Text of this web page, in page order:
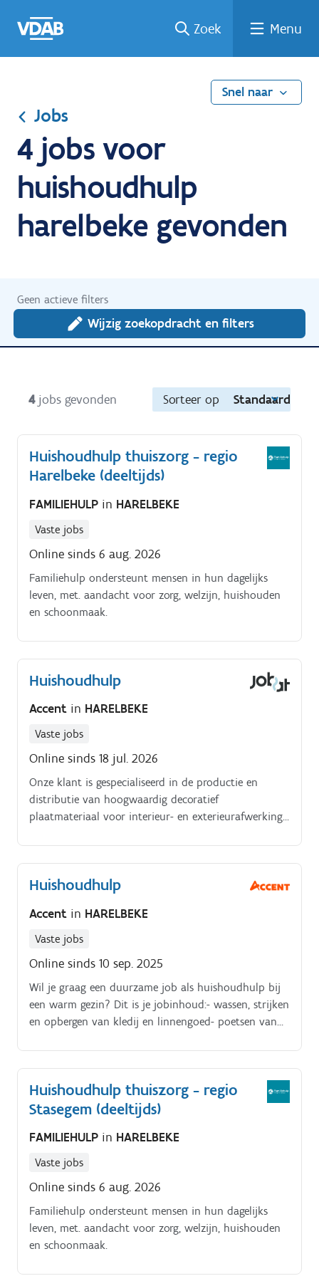
naar
een
een
job
naar
Zoek Menu
Snel naar
Jobs
4 jobs voor
huishoudhulp
harelbeke gevonden
Geen actieve filters
Wijzig zoekopdracht en filters
4 jobs gevonden Sorteer op Standaard
Huishoudhulp thuiszorg - regio
Harelbeke (deeltijds)
FAMILIEHULP in HARELBEKE
Vaste jobs
Online sinds 6 aug. 2026
Familiehulp ondersteunt mensen in hun dagelijks
leven, met. aandacht voor zorg, welzijn, huishouden
en schoonmaak.
Huishoudhulp
Accent in HARELBEKE
Vaste jobs
Online sinds 18 jul. 2026
Onze klant is gespecialiseerd in de productie en
distributie van hoogwaardig decoratief
plaatmateriaal voor interieur- en exterieurafwerking
zijn. Jobomschrijvingwassen, strijken en opbergen
van kledij en linnengoedpoetsen van de woning en
opbergruimtes ordelijk houdensporadisch een
maaltijd koken of taarten bakken voor de kinderen
doenkinderen brengen naar hobbies op
woensdagnamiddag
Huishoudhulp
Accent in HARELBEKE
Vaste jobs
Online sinds 10 sep. 2025
Wil je graag een duurzame job als huishoudhulp bij
een warm gezin? Dit is je jobinhoud:- wassen, strijken
en opbergen van kledij en linnengoed- poetsen van
en opbergruimtes ordelijk houden- sporadisch een
maaltijd koken of taarten bakken voor de kinderen
(als je dat graag doet)- wekelijkse boodschappen
doen- kinderen brengen naar hobbies op
Huishoudhulp thuiszorg - regio
Stasegem (deeltijds)
FAMILIEHULP in HARELBEKE
Vaste jobs
Online sinds 6 aug. 2026
Familiehulp ondersteunt mensen in hun dagelijks
leven, met. aandacht voor zorg, welzijn, huishouden
en schoonmaak.